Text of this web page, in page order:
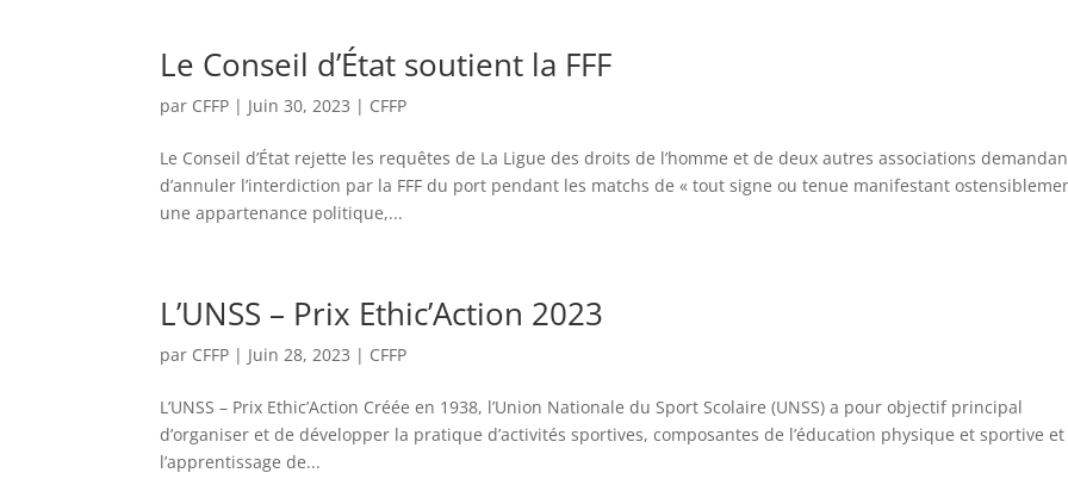
Le Conseil d’État soutient la FFF
par CFFP | Juin 30, 2023 | CFFP
Le Conseil d’État rejette les requêtes de La Ligue des droits de l’homme et de deux autres associations
d’annuler l’interdiction par la FFF du port pendant les matchs de « tout signe ou tenue manifestant
une appartenance politique,...
L’UNSS – Prix Ethic’Action 2023
par CFFP | Juin 28, 2023 | CFFP
L’UNSS – Prix Ethic’Action Créée en 1938, l’Union Nationale du Sport Scolaire (UNSS) a pour objectif principal
d’organiser et de développer la pratique d’activités sportives, composantes de l’éducation physique et sportive et
l’apprentissage de...